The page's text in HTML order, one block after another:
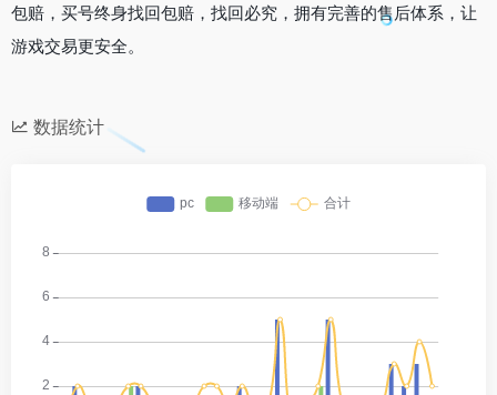
包赔，买号终身找回包赔，找回必究，拥有完善的售后体系，让
游戏交易更安全。
数据统计